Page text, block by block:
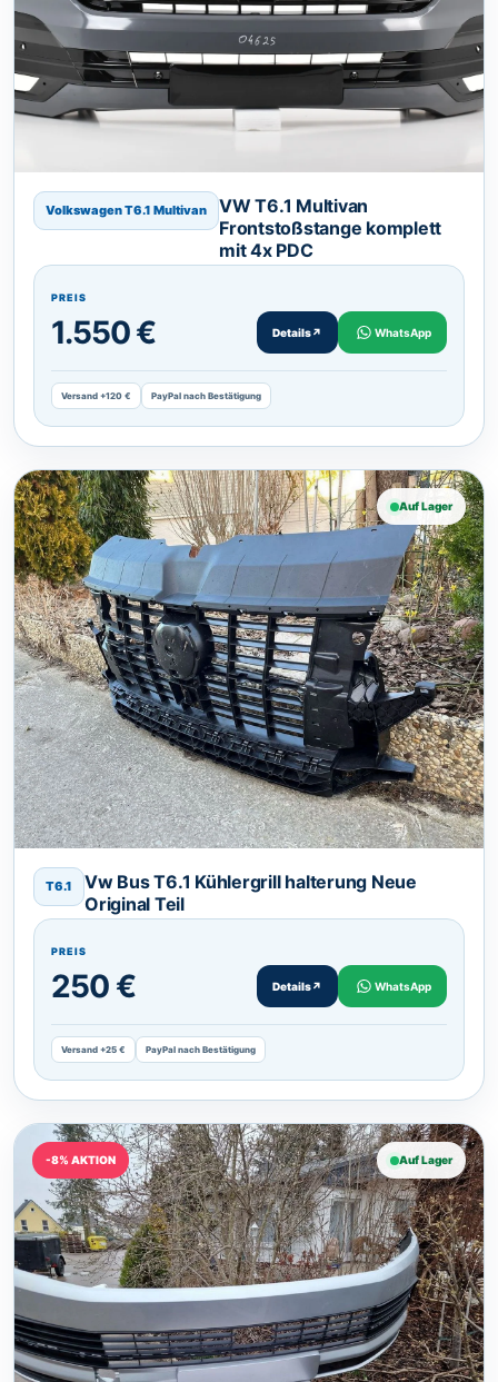
Volkswagen T6.1 Multivan
VW T6.1 Multivan
Frontstoßstange komplett
mit 4x PDC
PREIS
1.550 € Details↗ WhatsApp
Versand +120 € PayPal nach Bestätigung
Auf Lager
T6.1
Vw Bus T6.1 Kühlergrill halterung Neue
Original Teil
PREIS
250 € Details↗ WhatsApp
Versand +25 € PayPal nach Bestätigung
-8% AKTION Auf Lager